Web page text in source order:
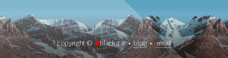
copyright ©★blackstar •blog•email